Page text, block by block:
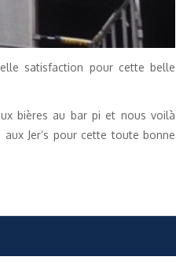
satisfaction pour cette belle
bières au bar pi et nous voilà
Jer’s pour cette toute bonne